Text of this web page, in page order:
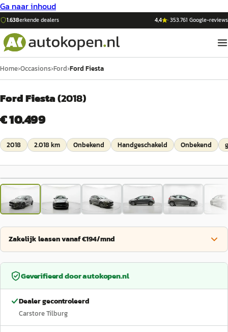
Ga naar inhoud
1.638erkende dealers 4,4 ·353.761 Google-reviews
Home›Occasions›Ford›Ford Fiesta
Ford Fiesta(2018)
€ 10.499
2018 2.018 km Onbekend Handgeschakeld Onbekend
1/34
Zakelijk leasen vanaf €194/mnd
Geverifieerd doorautokopen.nl
Dealer gecontroleerd
Carstore Tilburg